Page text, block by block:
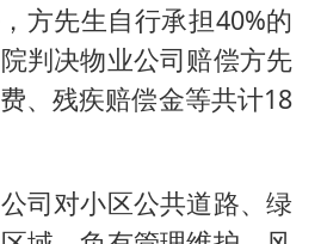
方先生自行承担40%的
判决物业公司赔偿方先
、残疾赔偿金等共计18
司对小区公共道路、绿